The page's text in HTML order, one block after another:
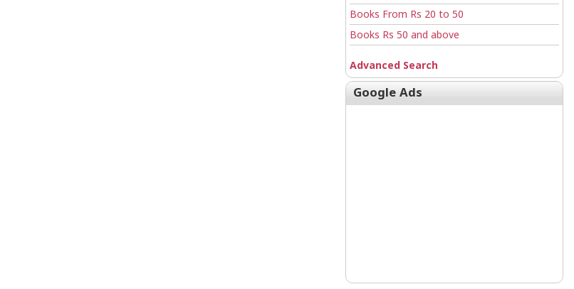
Books From Rs 20 to 50
Books Rs 50 and above
Advanced Search
Google Ads